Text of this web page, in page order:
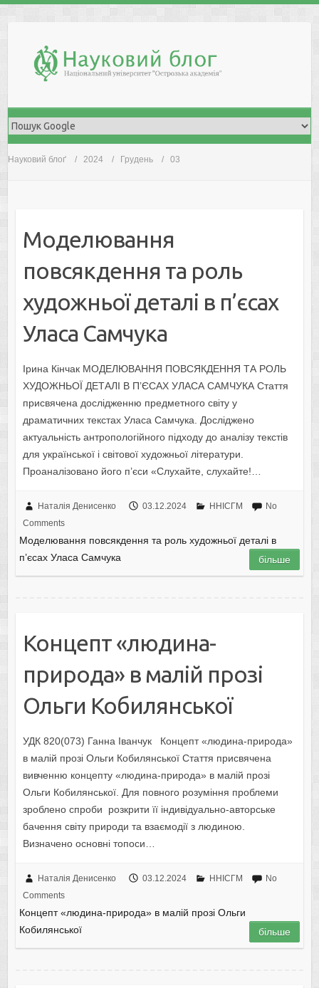
Науковий блоґ 2024 Грудень 03
Моделювання
повсякдення та роль
художньої деталі в п’єсах
Уласа Самчука
Ірина Кінчак МОДЕЛЮВАННЯ ПОВСЯКДЕННЯ ТА РОЛЬ
ХУДОЖНЬОЇ ДЕТАЛІ В П’ЄСАХ УЛАСА САМЧУКА Стаття
присвячена дослідженню предметного світу у
драматичних текстах Уласа Самчука. Досліджено
актуальність антропологійного підходу до аналізу текстів
для української і світової художньої літератури.
Проаналізовано його п’єси «Слухайте, слухайте!…
Наталія Денисенко 03.12.2024 ННІСГМ
No
Comments
Моделювання повсякдення та роль художньої деталі в
п’єсах Уласа Самчука
більше
Концепт «людина-
природа» в малій прозі
Ольги Кобилянської
УДК 820(073) Ганна Іванчук Концепт «людина-природа»
в малій прозі Ольги Кобилянської Стаття присвячена
вивченню концепту «людина-природа» в малій прозі
Ольги Кобилянської. Для повного розуміння проблеми
зроблено спроби розкрити її індивідуально-авторське
бачення світу природи та взаємодії з людиною.
Визначено основні топоси…
Наталія Денисенко 03.12.2024 ННІСГМ
No
Comments
Концепт «людина-природа» в малій прозі Ольги
Кобилянської
більше